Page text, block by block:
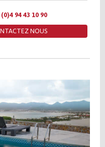
94 43 10 90
NOUS